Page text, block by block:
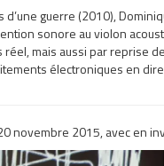
guerre (2010),
sonore au violon
mais aussi par reprise
électroniques en
novembre 2015, avec en